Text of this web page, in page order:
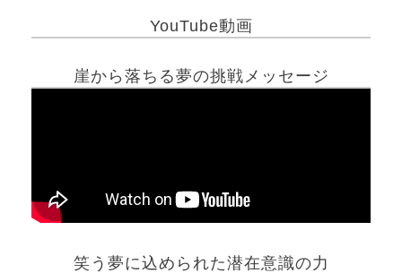
YouTube動画
崖から落ちる夢の挑戦メッセージ
笑う夢に込められた潜在意識の力